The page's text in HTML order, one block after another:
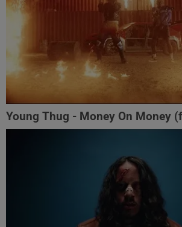
Young Thug - Money On Money